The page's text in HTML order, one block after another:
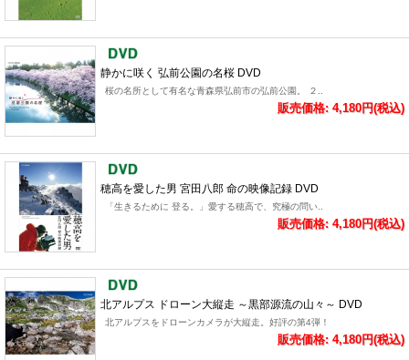
静かに咲く 弘前公園の名桜 DVD
桜の名所として有名な青森県弘前市の弘前公園。 ２..
販売価格: 4,180円(税込)
穂高を愛した男 宮田八郎 命の映像記録 DVD
「生きるために 登る。」愛する穂高で、究極の問い..
販売価格: 4,180円(税込)
北アルプス ドローン大縦走 ～黒部源流の山々～ DVD
北アルプスをドローンカメラが大縦走。好評の第4弾！
販売価格: 4,180円(税込)